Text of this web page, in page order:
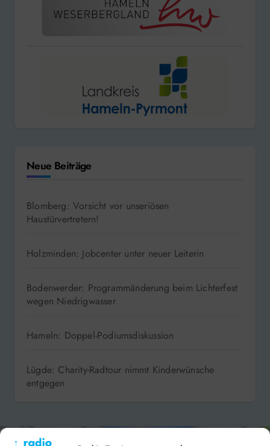
Neue Beiträge
Blomberg: Vorsicht vor unseriösen
Haustürvertretern!
Holzminden: Jobcenter unter neuer Leiterin
Bodenwerder: Programmänderung beim Lichterfest
wegen Niedrigwasser
Hameln: Doppel-Podiumsdiskussion
Lügde: Charity-Radtour nimmt Kinderwünsche
entgegen